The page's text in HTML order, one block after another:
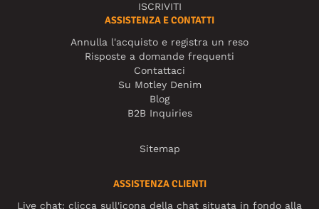
ISCRIVITI
ASSISTENZA E CONTATTI
Annulla l'acquisto e registra un reso
Risposte a domande frequenti
Contattaci
Su Motley Denim
Blog
B2B Inquiries
Sitemap
ASSISTENZA CLIENTI
Live chat: clicca sull'icona della chat situata in fondo alla